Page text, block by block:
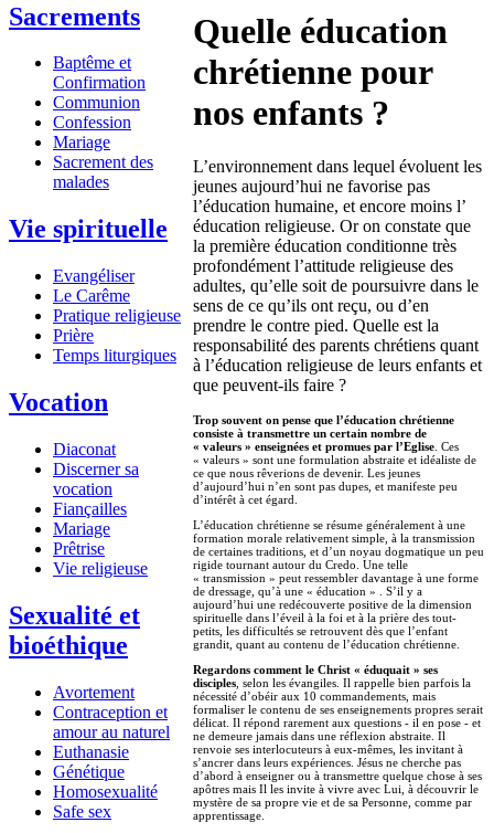
Sacrements
Baptême et
Confirmation
Communion
Confession
Mariage
Sacrement des
malades
Vie spirituelle
Evangéliser
Le Carême
Pratique religieuse
Prière
Temps liturgiques
Vocation
Diaconat
Discerner sa
vocation
Fiançailles
Mariage
Prêtrise
Vie religieuse
Sexualité et
bioéthique
Avortement
Contraception et
amour au naturel
Euthanasie
Génétique
Homosexualité
Safe sex
Quelle éducation
chrétienne pour
nos enfants ?
L’environnement dans lequel évoluent les
jeunes aujourd’hui ne favorise pas
l’éducation humaine, et encore moins l’
éducation religieuse. Or on constate que
la première éducation conditionne très
profondément l’attitude religieuse des
adultes, qu’elle soit de poursuivre dans le
sens de ce qu’ils ont reçu, ou d’en
prendre le contre pied. Quelle est la
responsabilité des parents chrétiens quant
à l’éducation religieuse de leurs enfants et
que peuvent-ils faire ?
Trop souvent on pense que l’éducation chrétienne
consiste à transmettre un certain nombre de
« valeurs » enseignées et promues par l’Eglise. Ces
« valeurs » sont une formulation abstraite et idéaliste de
ce que nous rêverions de devenir. Les jeunes
d’aujourd’hui n’en sont pas dupes, et manifeste peu
d’intérêt à cet égard.
L’éducation chrétienne se résume généralement à une
formation morale relativement simple, à la transmission
de certaines traditions, et d’un noyau dogmatique un peu
rigide tournant autour du Credo. Une telle
« transmission » peut ressembler davantage à une forme
de dressage, qu’à une « éducation » . S’il y a
aujourd’hui une redécouverte positive de la dimension
spirituelle dans l’éveil à la foi et à la prière des tout-
petits, les difficultés se retrouvent dès que l’enfant
grandit, quant au contenu de l’éducation chrétienne.
Regardons comment le Christ « éduquait » ses
disciples, selon les évangiles. Il rappelle bien parfois la
nécessité d’obéir aux 10 commandements, mais
formaliser le contenu de ses enseignements propres serait
délicat. Il répond rarement aux questions - il en pose - et
ne demeure jamais dans une réflexion abstraite. Il
renvoie ses interlocuteurs à eux-mêmes, les invitant à
s’ancrer dans leurs expériences. Jésus ne cherche pas
d’abord à enseigner ou à transmettre quelque chose à ses
apôtres mais Il les invite à vivre avec Lui, à découvrir le
mystère de sa propre vie et de sa Personne, comme par
apprentissage.